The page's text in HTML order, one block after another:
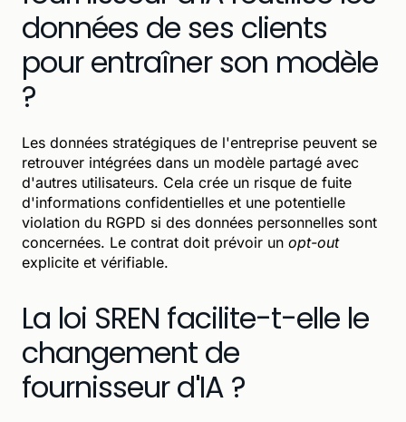
données de ses clients
pour entraîner son modèle
?
Les données stratégiques de l'entreprise peuvent se
retrouver intégrées dans un modèle partagé avec
d'autres utilisateurs. Cela crée un risque de fuite
d'informations confidentielles et une potentielle
violation du RGPD si des données personnelles sont
concernées. Le contrat doit prévoir un opt-out
explicite et vérifiable.
La loi SREN facilite-t-elle le
changement de
fournisseur d'IA ?